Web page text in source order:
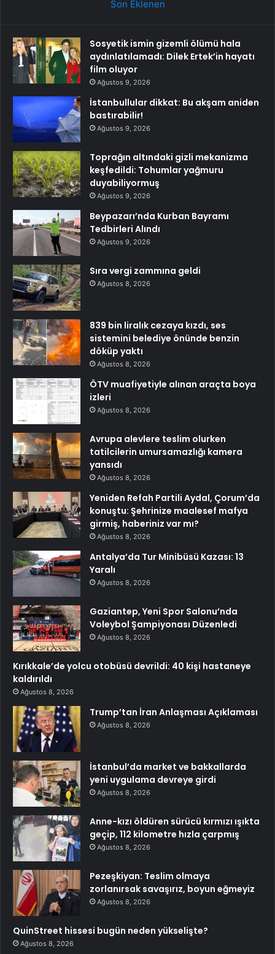
Son Eklenen
Sosyetik ismin gizemli ölümü hala
aydınlatılamadı: Dilek Ertek’in hayatı
film oluyor
Ağustos 9, 2026
İstanbullular dikkat: Bu akşam aniden
bastırabilir!
Ağustos 9, 2026
Toprağın altındaki gizli mekanizma
keşfedildi: Tohumlar yağmuru
duyabiliyormuş
Ağustos 9, 2026
Beypazarı’nda Kurban Bayramı
Tedbirleri Alındı
Ağustos 9, 2026
Sıra vergi zammına geldi
Ağustos 8, 2026
839 bin liralık cezaya kızdı, ses
sistemini belediye önünde benzin
döküp yaktı
Ağustos 8, 2026
ÖTV muafiyetiyle alınan araçta boya
izleri
Ağustos 8, 2026
Avrupa alevlere teslim olurken
tatilcilerin umursamazlığı kamera
yansıdı
Ağustos 8, 2026
Yeniden Refah Partili Aydal, Çorum’da
konuştu: Şehrinize maalesef mafya
girmiş, haberiniz var mı?
Ağustos 8, 2026
Antalya’da Tur Minibüsü Kazası: 13
Yaralı
Ağustos 8, 2026
Gaziantep, Yeni Spor Salonu’nda
Voleybol Şampiyonası Düzenledi
Ağustos 8, 2026
Kırıkkale’de yolcu otobüsü devrildi: 40 kişi hastaneye
kaldırıldı
Ağustos 8, 2026
Trump’tan İran Anlaşması Açıklaması
Ağustos 8, 2026
İstanbul’da market ve bakkallarda
yeni uygulama devreye girdi
Ağustos 8, 2026
Anne-kızı öldüren sürücü kırmızı ışıkta
geçip, 112 kilometre hızla çarpmış
Ağustos 8, 2026
Pezeşkiyan: Teslim olmaya
zorlanırsak savaşırız, boyun eğmeyiz
Ağustos 8, 2026
QuinStreet hissesi bugün neden yükselişte?
Ağustos 8, 2026